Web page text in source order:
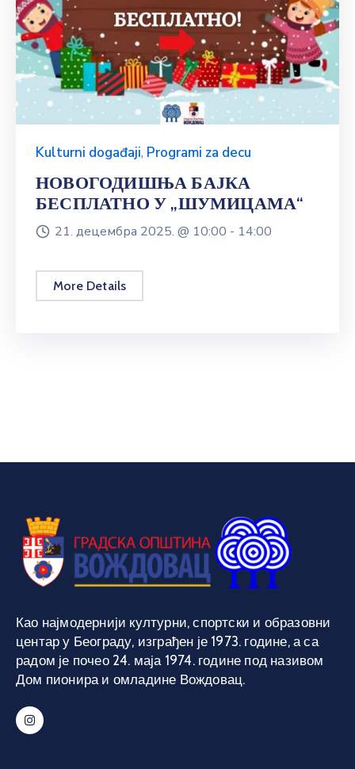
Kulturni događaji, Programi za decu
НОВОГОДИШЊА БАЈКА
БЕСПЛАТНО У „ШУМИЦАМА“
21. децембра 2025. @ 10:00 - 14:00
More Details
Као најмодернији културни, спортски и образовни
центар у Београду, изграђен је 1973. године, а са
радом је почео 24. маја 1974. године под називом
Дом пионира и омладине Вождовац.